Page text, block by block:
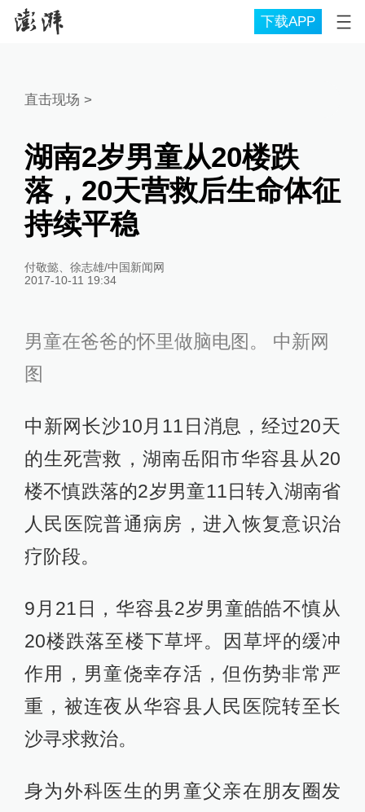
下载APP
直击现场 >
湖南2岁男童从20楼跌
落，20天营救后生命体征
持续平稳
付敬懿、徐志雄/中国新闻网
2017-10-11 19:34
男童在爸爸的怀里做脑电图。 中新网
图
中新网长沙10月11日消息，经过20天
的生死营救，湖南岳阳市华容县从20
楼不慎跌落的2岁男童11日转入湖南省
人民医院普通病房，进入恢复意识治
疗阶段。
9月21日，华容县2岁男童皓皓不慎从
20楼跌落至楼下草坪。因草坪的缓冲
作用，男童侥幸存活，但伤势非常严
重，被连夜从华容县人民医院转至长
沙寻求救治。
身为外科医生的男童父亲在朋友圈发